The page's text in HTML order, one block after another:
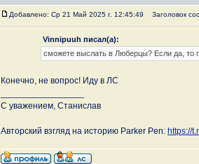
Добавлено: Ср 21 Май 2025 г. 12:45:49 Заголовок
Vinnipuuh писал(а):
сможете выслать в Люберцы? Если да, то
Конечно, не вопрос! Иду в ЛС
С уважением, Станислав
Авторский взгляд на историю Parker Pen: https://